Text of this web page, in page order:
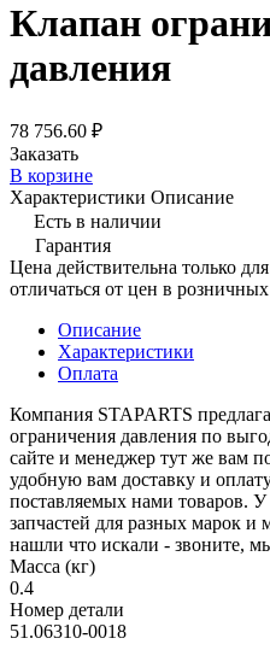
Клапан
давления
78 756.60 ₽
Заказать
В корзине
Характеристики Описание
Есть в наличии
Гарантия
Цена действительна только
отличаться от цен в
Описание
Характеристики
Оплата
Компания STAPARTS
ограничения давления по
сайте и менеджер тут же вам
удобную вам доставку и
поставляемых нами товаров.
запчастей для разных марок
нашли что искали - звоните,
Масса (кг)
0.4
Номер детали
51.06310-0018